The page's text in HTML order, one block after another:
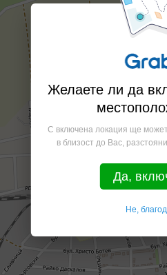
Желаете ли да
С включена локация ще
в близост до Вас,
Да,
Не,